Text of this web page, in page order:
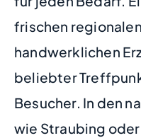
frischen
handwerklichen
beliebter
Besucher. In den
wie Straubing